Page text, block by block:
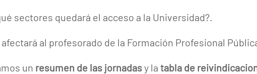
sectores quedará el acceso a la Universidad?.
afectará al profesorado de la Formación Profesional
un resumen de las jornadasy la tabla de